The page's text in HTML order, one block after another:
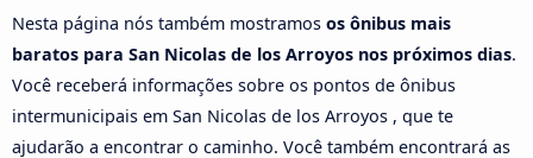
Nesta página nós também mostramos os ônibus mais
baratos para San Nicolas de los Arroyos nos próximos dias.
Você receberá informações sobre os pontos de ônibus
intermunicipais em San Nicolas de los Arroyos , que te
ajudarão a encontrar o caminho. Você também encontrará as